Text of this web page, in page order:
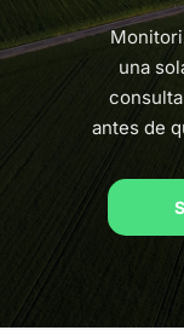
una
antes de